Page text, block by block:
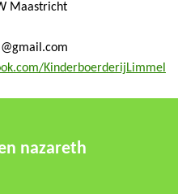
Maastricht
KinderboerderijLimmel
nazareth